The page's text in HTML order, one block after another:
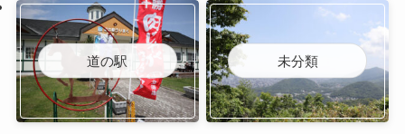
道の駅 未分類